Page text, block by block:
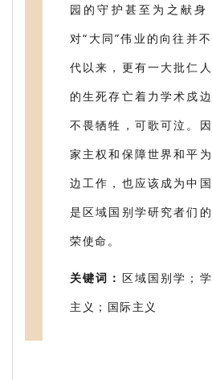
园的守护甚至为之献身
对“大同”伟业的向往并
代以来，更有一大批仁
的生死存亡着力学术戍
不畏牺牲，可歌可泣。
家主权和保障世界和平
边工作，也应该成为中
是区域国别学研究者们
荣使命。
关键词： 区域国别学；
主义；国际主义